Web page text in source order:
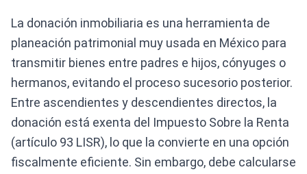
La donación inmobiliaria es una herramienta de
planeación patrimonial muy usada en México para
transmitir bienes entre padres e hijos, cónyuges o
hermanos, evitando el proceso sucesorio posterior.
Entre ascendientes y descendientes directos, la
donación está exenta del Impuesto Sobre la Renta
(artículo 93 LISR), lo que la convierte en una opción
fiscalmente eficiente. Sin embargo, debe calcularse